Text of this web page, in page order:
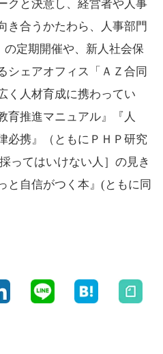
クと決意し、経営者や人事
き合うかたわら、人事部門
定期開催や、新人社会保
シェアオフィス「ＡＺ合同
く人材育成に携わってい
育推進マニュアル』『人
必携』（ともにＰＨＰ研究
ってはいけない人］の見き
と自信がつく本』(ともに同